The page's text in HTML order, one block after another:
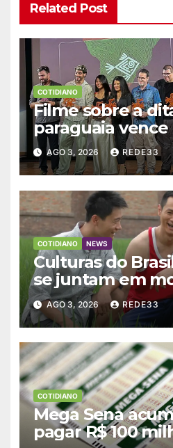
Related Post
COTIDIANO
Filme sobre a
paraguaia vence
Bonito CineSur
AGO 3, 2026 REDE33
COTIDIANO NEWS
Culturas do
se juntam em
filmes no Rio
AGO 3, 2026 REDE33
COTIDIANO
Mega Sena
pagar R$ 100